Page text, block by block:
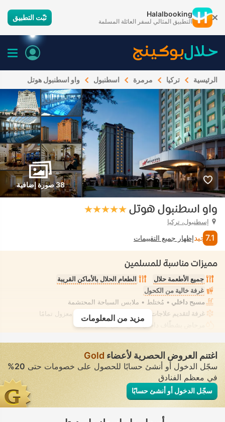
Halalbooking
التطبيق المثالي لسفر العائلة المسلمة ثبّت التطبيق
الرئيسية تركيا مرمرة اسطنبول واو اسطنبول هوتل
38 صورة إضافية
واو اسطنبول هوتل
إسطنبول، تركيا
7.1 جيدإظهار جميع التقييمات
مميزات مناسبة للمسلمين
جميع الأطعمة حلال
الطعام الحلال بالأماكن القريبة
غرفة خالية من الكحول
مسبح داخلي • مُختلط • ملابس السباحة المحتشمة
غرفة لتقديم علاجات السبا، تدليك • تأجير خاص • معزول تمامًا
مرحاض بشطّاف داخلي مدمج
• في جميع الغرف
مزيد من المعلومات
اغتنم العروض الحصرية لأعضاء Gold
سجّل الدخول أو أنشئ حسابًا للحصول على خصومات حتى20%
في معظم الفنادق
سجّل الدخول أو أنشئ حسابًا